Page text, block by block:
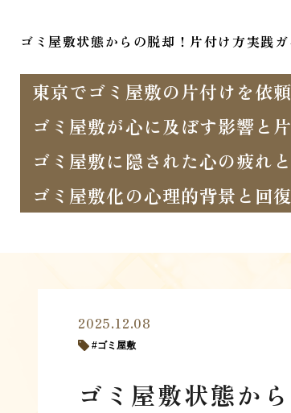
ゴミ屋敷状態からの脱却！片付け方実践ガ
東京でゴミ屋敷の片付けを依
ゴミ屋敷が心に及ぼす影響と
ゴミ屋敷に隠された心の疲れ
ゴミ屋敷化の心理的背景と回
2025.12.08
ゴミ屋敷
ゴミ屋敷状態か